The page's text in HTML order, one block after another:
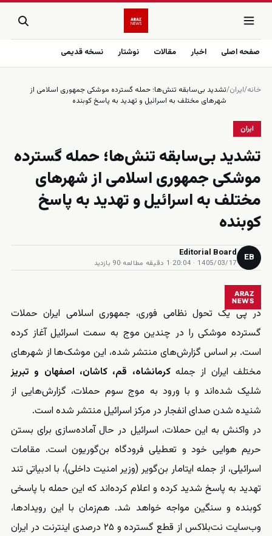
صفحه اصلی اخبار مقالات نوشتار نسخه قدیمی
خانه/ایران/تشدید بی‌سابقه تنش‌ها؛ حمله گسترده موشکی جمهوری اسلامی از
شهرهای مختلف به اسرائیل و تهدید به پاسخ کوبنده
ایران
تشدید بی‌سابقه تنش‌ها؛ حمله گسترده
موشکی جمهوری اسلامی از شهرهای
مختلف به اسرائیل و تهدید به پاسخ
کوبنده
EB
Editorial Board
1405/03/17 · 20:04
·1 دقیقه مطالعه ·90 بازدید
ARAZ
NEWS
در پی یک تحول نظامی فوری، جمهوری اسلامی ایران حملات
گسترده موشکی را در چندین موج به سمت اسرائیل آغاز کرده
است. بر اساس گزارش‌های منتشر شده، این موشک‌ها از شهرهای
مختلف ایران از جملهکرمانشاه، قم، کاشان، اصفهان و تبریز
شلیک شده‌اند و با ورود به موج سوم حملات، گزارش‌هایی از
شنیده شدن صدای انفجار در مرکز اسرائیل منتشر شده است.
در واکنش به این حملات، اسرائیل در حال آماده‌سازی برای بستن
حریم هوایی خود و تعطیلی فرودگاه بن‌گوریون است. مقامات
اسرائیلی، از جمله ایتامار بن‌گویر (وزیر امنیت داخلی)، با ادبیاتی تند
تهدید به پاسخ شدید کرده و اعلام کرده‌اند که این حمله با پاسخی
کوبنده و سنگین مواجه خواهد شد. هم‌زمان با این رویدادها،
وب‌سایت نت‌بلاکس از قطع گسترده و ۲۵ درصدی اینترنت در ایران